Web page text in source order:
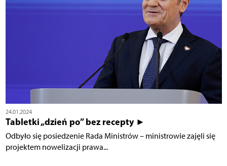
24.01.2024
Tabletki „dzień po” bez recepty ►
Odbyło się posiedzenie Rada Ministrów – ministrowie zajęli się
projektem nowelizacji prawa...